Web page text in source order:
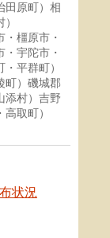
田原町）相
橿原市・
宇陀市・
平群町）
町）磯城郡
添村）吉野
取町）
状況